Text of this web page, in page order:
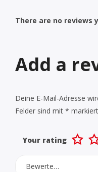
There are no reviews
Add a
Deine E-Mail-Adresse
Felder sind mit * markiert
Your rating
Bewerte…